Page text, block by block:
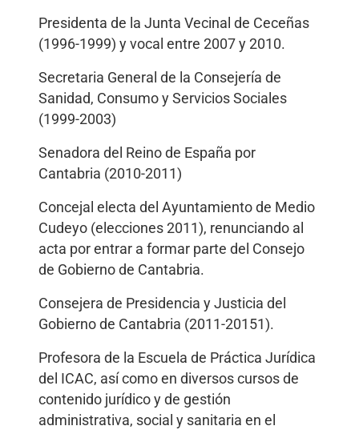
Presidenta de la Junta Vecinal de Ceceñas
(1996-1999) y vocal entre 2007 y 2010.
Secretaria General de la Consejería de
Sanidad, Consumo y Servicios Sociales
(1999-2003)
Senadora del Reino de España por
Cantabria (2010-2011)
Concejal electa del Ayuntamiento de Medio
Cudeyo (elecciones 2011), renunciando al
acta por entrar a formar parte del Consejo
de Gobierno de Cantabria.
Consejera de Presidencia y Justicia del
Gobierno de Cantabria (2011-20151).
Profesora de la Escuela de Práctica Jurídica
del ICAC, así como en diversos cursos de
contenido jurídico y de gestión
administrativa, social y sanitaria en el